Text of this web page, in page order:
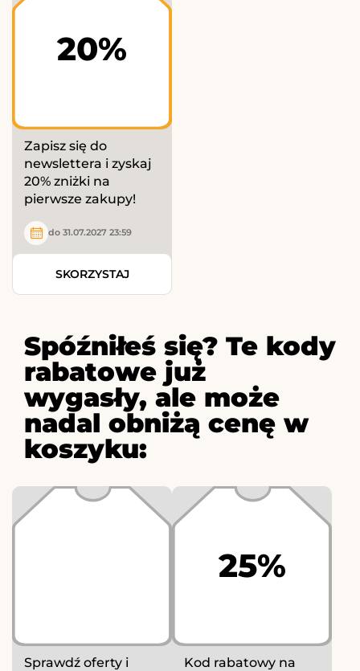
20%
Zapisz się do
newslettera i zyskaj
20% zniżki na
pierwsze zakupy!
do 31.07.2027 23:59
SKORZYSTAJ
Spóźniłeś się? Te kody
rabatowe już
wygasły, ale może
nadal obniżą cenę w
koszyku:
Sprawdź oferty i
25%
Kod rabatowy na